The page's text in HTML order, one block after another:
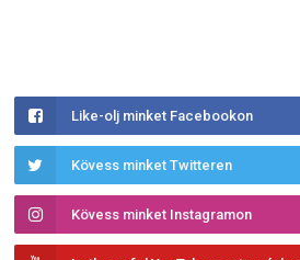
Like-olj minket Facebookon
Kövess minket Twitteren
Kövess minket Instagramon